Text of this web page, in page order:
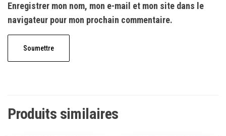
Enregistrer mon nom, mon e-mail et mon site dans le
navigateur pour mon prochain commentaire.
Produits similaires